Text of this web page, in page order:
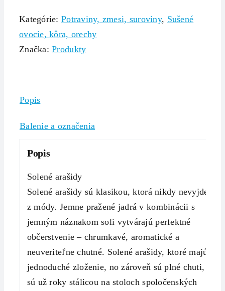
Kategórie: Potraviny, zmesi, suroviny, Sušené
ovocie, kôra, orechy
Značka:Produkty
Popis
Balenie a označenia
Popis
Solené arašidy
Solené arašidy sú klasikou, ktorá nikdy nevyjde
z módy. Jemne pražené jadrá v kombinácii s
jemným náznakom soli vytvárajú perfektné
občerstvenie – chrumkavé, aromatické a
neuveriteľne chutné. Solené arašidy, ktoré majú
jednoduché zloženie, no zároveň sú plné chuti,
sú už roky stálicou na stoloch spoločenských